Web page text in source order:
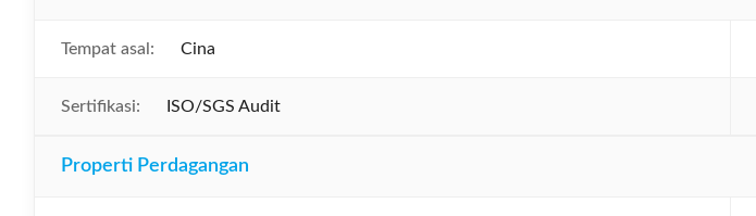
Tempat asal: Cina
Sertifikasi: ISO/SGS Audit
Properti Perdagangan